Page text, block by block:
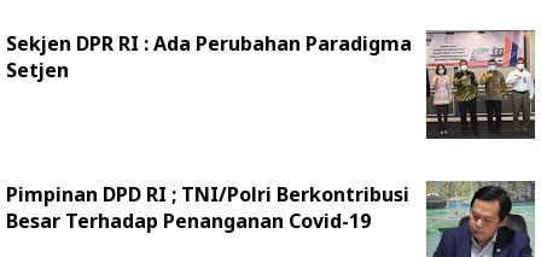
Sekjen DPR RI : Ada Perubahan Paradigma
Setjen
Pimpinan DPD RI ; TNI/Polri Berkontribusi
Besar Terhadap Penanganan Covid-19